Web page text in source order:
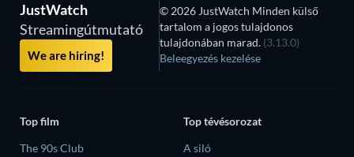
JustWatch
Streamingútmutató
We are hiring!
© 2026 JustWatch Minden külső
tartalom a jogos tulajdonos
tulajdonában marad. (3.13.0)
Beleegyezés kezelése
Top film
The 90s Club
Top tévésorozat
A siló